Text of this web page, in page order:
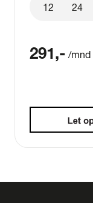
12 24
291,- /mnd